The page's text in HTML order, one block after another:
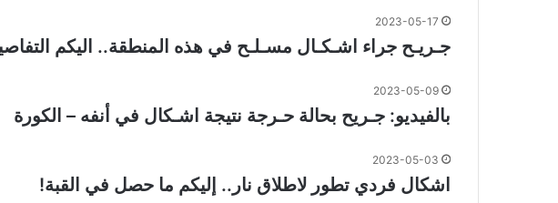
2023-05-17
جـريـح جراء اشـكـال مسـلـح في هذه المنطقة.. اليكم
2023-05-09
بالفيديو: جـريح بحالة حـرجة نتيجة اشـكال في أنفه – الكورة
2023-05-03
اشكال فردي تطور لاطلاق نار.. إليكم ما حصل في القبة!